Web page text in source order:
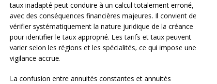
taux inadapté peut conduire à un calcul totalement erroné,
avec des conséquences financières majeures. Il convient de
vérifier systématiquement la nature juridique de la créance
pour identifier le taux approprié. Les tarifs et taux peuvent
varier selon les régions et les spécialités, ce qui impose une
vigilance accrue.
La confusion entre annuités constantes et annuités